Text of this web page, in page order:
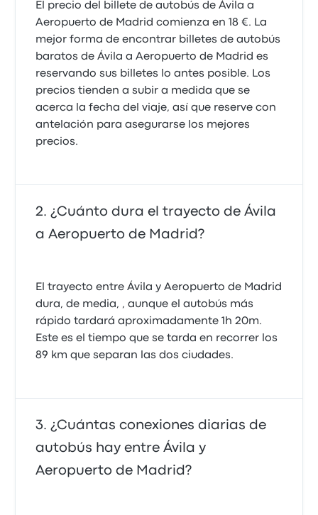
El precio del billete de autobús de Ávila a
Aeropuerto de Madrid comienza en 18 €. La
mejor forma de encontrar billetes de autobús
baratos de Ávila a Aeropuerto de Madrid es
reservando sus billetes lo antes posible. Los
precios tienden a subir a medida que se
acerca la fecha del viaje, así que reserve con
antelación para asegurarse los mejores
precios.
¿Cuánto dura el trayecto de Ávila
a Aeropuerto de Madrid?
El trayecto entre Ávila y Aeropuerto de Madrid
dura, de media, , aunque el autobús más
rápido tardará aproximadamente 1h 20m.
Este es el tiempo que se tarda en recorrer los
89 km que separan las dos ciudades.
¿Cuántas conexiones diarias de
autobús hay entre Ávila y
Aeropuerto de Madrid?